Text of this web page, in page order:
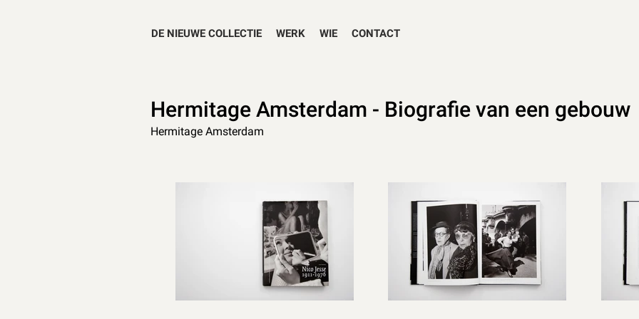
DE NIEUWE COLLECTIE WERK WIE CONTACT
Hermitage Amsterdam - Biografie van een gebouw
Hermitage Amsterdam